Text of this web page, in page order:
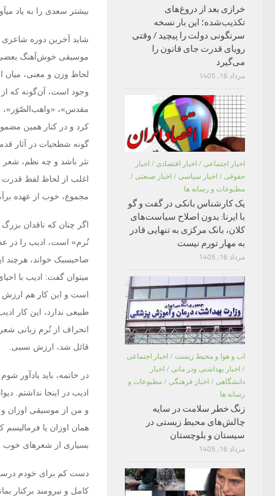
بیشتر سعدی را به یاد
شاید آخرین دوره شاعری
موسیقی خوش‌آهنگ بعضی
لحاظ وزن و معنی، میان
وجود است، آن‌گونه که
مقدس»، «واهب‌الصّوَر»،
کرد و در کنار همین
گونه شطحیات در آثار
نثر باشد و چه نظم،
اغلب از لحاظ لفظ قدرت
مجموع، خوب از عهده
نُرم» است، ادیب را در
صاحب‏سبک خواند، هرچند
می‏توان‏ گفت: ادیب با
است و این کار هم ارزش
طبیعی ندارد، این کار
انحراف‏ از نُرم زبانی
قائل شد، ارزش نسبی.
در خاتمه، باید یادآور
ادیب در اینجا نداشتم.
و من‏ از موسیقی اوزان
همان اوزان یا
بسیاری از شعرهای ‏خوب و
دست کم برای خودم درسی
‏کامل و نیرومند برکنار
خرازی بعد از دروغ‌های
تکذیب‌شده؛ این بار نسخه
سرنگونی دولت را پیچید / وقتی
رویای قدرت جای قانون را
می‌گیرد
مرداد 16, 1405
اخبار اجتماعی / اخبار اقتصادی / اخبار
حقوقی / اخبار سیاسی / اخبار صنعتی /
مطبوعات و رسانه ها
یک کارشناس بانکی در گفت و گو
با ایرنا: بدون اصلاح سیاست‌های
کلان، بانک مرکزی به تنهایی قادر
به مهار تورم نیست
مرداد 16, 1405
اب و هوا و محیط زیست / اخبار اجتماعی
/ اخبار بهداشتی ودر مانی / اخبار
دانشگاهی / اخبار فرهنگی / مطبوعات و
رسانه ها
زنگ خطر سلامت در سایه
چالش‌های محیط زیستی در
سیستان و بلوچستان
مرداد 16, 1405